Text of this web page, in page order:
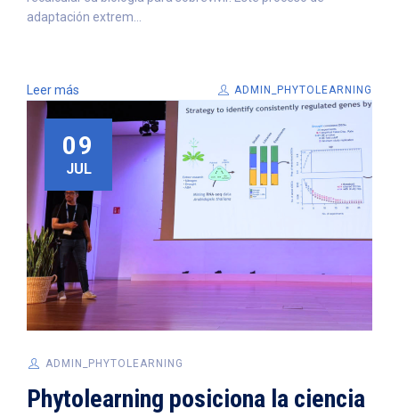
adaptación extrem...
Leer más ADMIN_PHYTOLEARNING
09
JUL
ADMIN_PHYTOLEARNING
Phytolearning posiciona la ciencia